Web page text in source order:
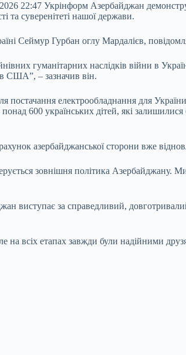
22:47 Укрінформ Азербайджан
та суверенітеті нашої держави.
Сеймур Гурбан оглу Мардалієв,
гуманітарних наслідків війни в
США”, – зазначив він.
постачання електрообладнання для
600 українських дітей, які залишилися
азербайджанської сторони вже
зовнішня політика Азербайджану.
за справедливий,
на всіх етапах завжди були надійними